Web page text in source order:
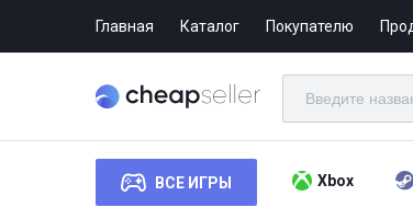
Главная Каталог Покупателю
ВСЕ ИГРЫ Xbox